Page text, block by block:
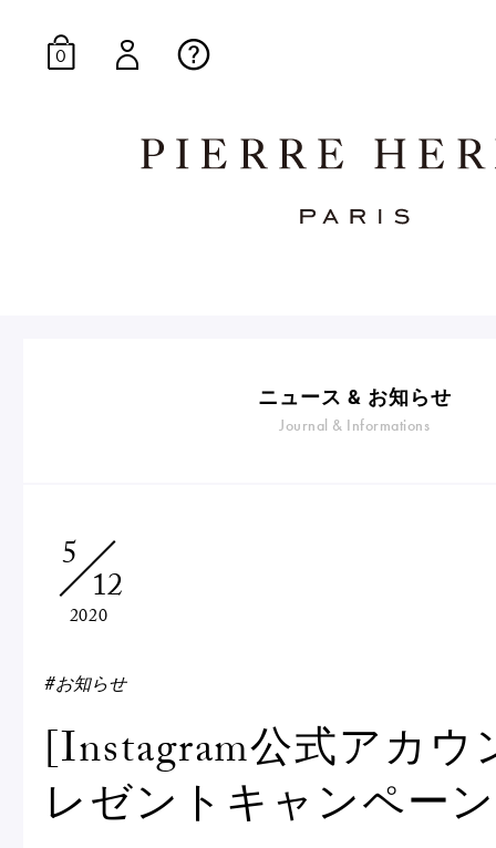
焼き菓子
Sablé et gateaux de
voyage
ク
他
0
ニュース & お知らせ
Journal & Informations
5
12
2020
#お知らせ
[Instagram公式アカ
レゼントキャンペーン